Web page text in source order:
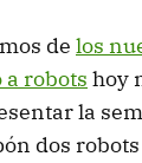
de los
a robots hoy
la
dos